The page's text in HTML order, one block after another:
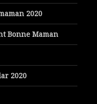
2020
Bonne Maman
2020